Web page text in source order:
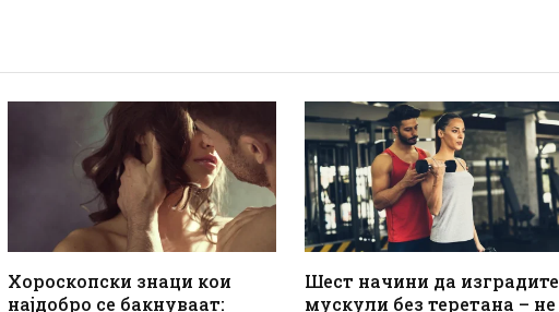
Хороскопски знаци кои
најдобро се бакнуваат:
Шест начини да изградите
мускули без теретана – не